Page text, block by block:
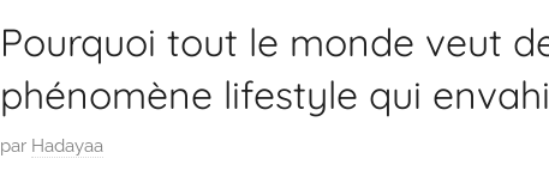
Pourquoi tout le monde veut
phénomène lifestyle qui
P
par Hadayaa